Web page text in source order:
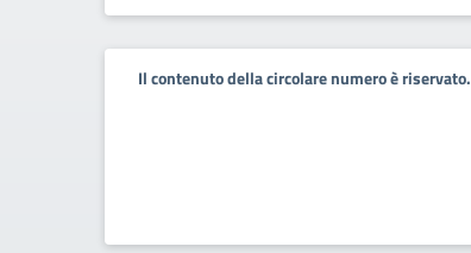
Il contenuto della circolare numero è riservato.